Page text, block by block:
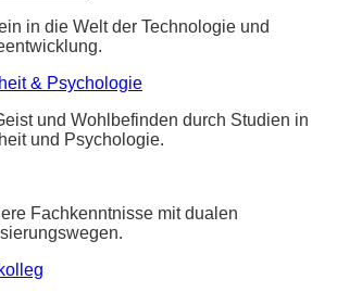
in die Welt der Technologie und
& Psychologie
und Wohlbefinden durch Studien in
und Psychologie.
Fachkenntnisse mit dualen